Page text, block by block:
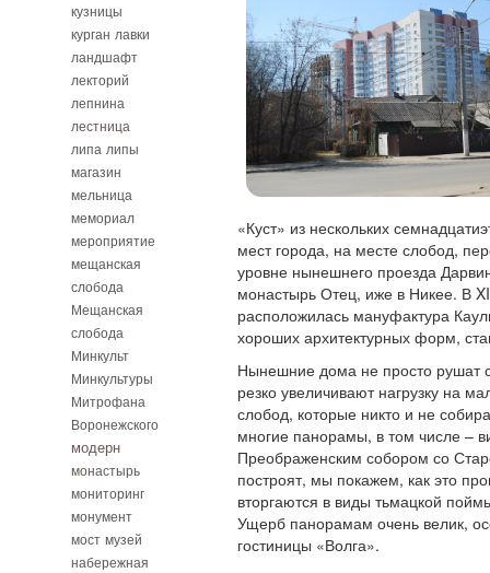
кузницы
курган лавки
ландшафт
лекторий
лепнина
лестница
липа липы
магазин
мельница
мемориал
мероприятие
мещанская
слобода
Мещанская
слобода
Минкульт
Минкультуры
Митрофана
Воронежского
модерн
монастырь
мониторинг
монумент
мост музей
набережная
«Куст» из нескольких
мест города, на месте слобод,
уровне нынешнего проезда
монастырь Отец, иже в Никее. В
расположилась мануфактура
хороших архитектурных форм,
Нынешние дома не просто рушат
резко увеличивают нагрузку на
слобод, которые никто и не
многие панорамы, в том числе –
Преображенским собором со
построят, мы покажем, как это
вторгаются в виды тьмацкой
Ущерб панорамам очень велик,
гостиницы «Волга».